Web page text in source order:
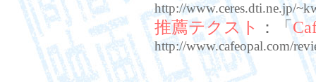
http://www.ceres.dti.ne.jp/
推薦テクスト ：「
http://www.cafeopal.com/